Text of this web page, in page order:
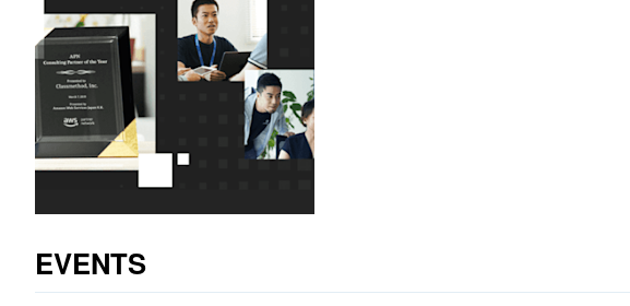
EVENTS